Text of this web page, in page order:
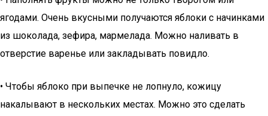
ягодами. Очень вкусными получаются яблоки с начинками
из шоколада, зефира, мармелада. Можно наливать в
отверстие варенье или закладывать повидло.
• Чтобы яблоко при выпечке не лопнуло, кожицу
накалывают в нескольких местах. Можно это сделать